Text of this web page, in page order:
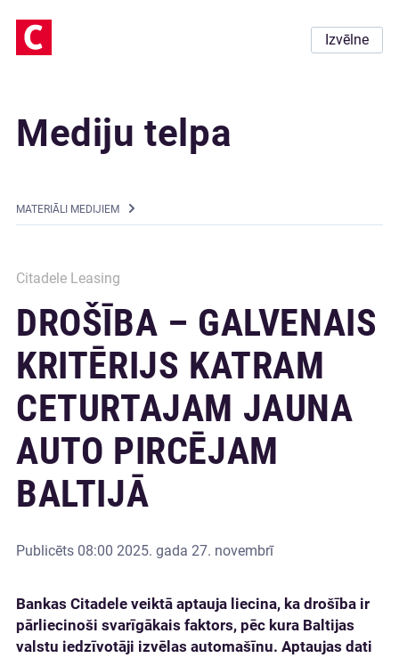
Izvēlne
Mediju telpa
MATERIĀLI MEDIJIEM
Citadele Leasing
DROŠĪBA – GALVENAIS
KRITĒRIJS KATRAM
CETURTAJAM JAUNA
AUTO PIRCĒJAM
BALTIJĀ
Publicēts 08:00 2025. gada 27. novembrī
Bankas Citadele veiktā aptauja liecina, ka drošība ir
pārliecinoši svarīgākais faktors, pēc kura Baltijas
valstu iedzīvotāji izvēlas automašīnu. Aptaujas dati